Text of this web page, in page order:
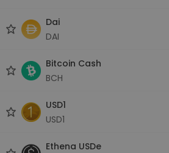
Dai
DAI
Bitcoin Cash
BCH
USD1
USD1
Ethena USDe